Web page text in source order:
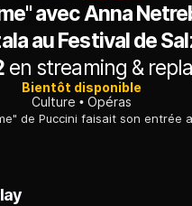
avec Anna
au Festival de
en streaming &
Bientôt disponible
Culture
Opéras